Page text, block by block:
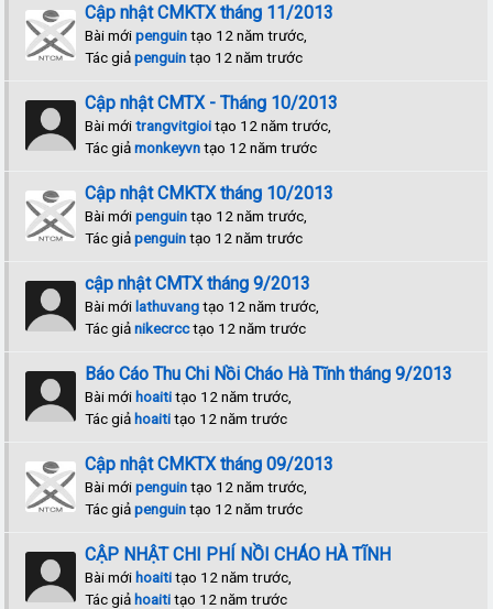
Cập nhật CMKTX tháng 11/2013
Bài mớipenguintạo 12 năm trước,
Tác giảpenguintạo 12 năm trước
Cập nhật CMTX - Tháng 10/2013
Bài mớitrangvitgioitạo 12 năm trước,
Tác giảmonkeyvntạo 12 năm trước
Cập nhật CMKTX tháng 10/2013
Bài mớipenguintạo 12 năm trước,
Tác giảpenguintạo 12 năm trước
cập nhật CMTX tháng 9/2013
Bài mới lathuvangtạo 12 năm trước,
Tác giảnikecrcctạo 12 năm trước
Báo Cáo Thu Chi Nồi Cháo Hà Tĩnh tháng 9/2013
Bài mới hoaititạo 12 năm trước,
Tác giả hoaititạo 12 năm trước
Cập nhật CMKTX tháng 09/2013
Bài mớipenguintạo 12 năm trước,
Tác giảpenguintạo 12 năm trước
CẬP NHẬT CHI PHÍ NỒI CHÁO HÀ TĨNH
Bài mới hoaititạo 12 năm trước,
Tác giả hoaititạo 12 năm trước